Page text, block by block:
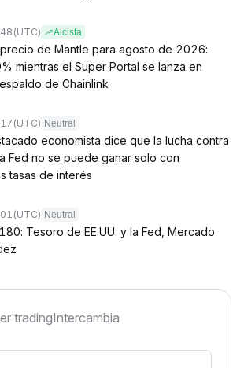
(UTC) Alcista
de Mantle para agosto de 2026:
mientras el Super Portal se lanza en
de Chainlink
(UTC) Neutral
economista dice que la lucha contra
Fed no se puede ganar solo con
tasas de interés
(UTC) Neutral
Tesoro de EE.UU. y la Fed, Mercado
tradingIntercambia